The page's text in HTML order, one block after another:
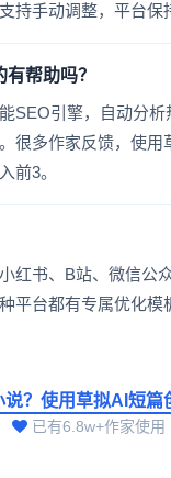
持手动调整，平台保
帮助吗？
SEO引擎，自动分
很多作家反馈，使用
前3。
红书、B站、微信公
平台都有专属优化模
说？使用草拟AI短篇
已有6.8w+作家使用